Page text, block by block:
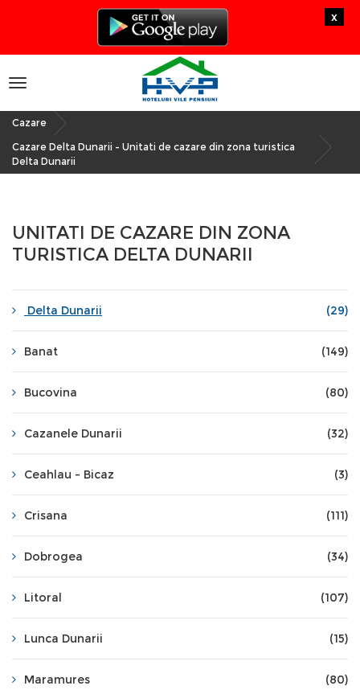
x
Toggle
navigation
Cazare
Cazare Delta Dunarii - Unitati de cazare din zona turistica
Delta Dunarii
UNITATI DE CAZARE DIN ZONA
TURISTICA DELTA DUNARII
Delta Dunarii (29)
Banat (149)
Bucovina (80)
Cazanele Dunarii (32)
Ceahlau - Bicaz (3)
Crisana (111)
Dobrogea (34)
Litoral (107)
Lunca Dunarii (15)
Maramures (80)